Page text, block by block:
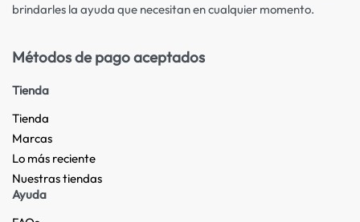
brindarles la ayuda que necesitan en cualquier momento.
Métodos de pago aceptados
Tienda
Tienda
Marcas
Lo más reciente​
Nuestras tiendas​
Ayuda